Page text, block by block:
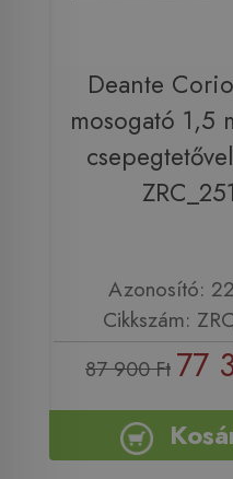
Deante
mosogató 1,5
Azonosító:
Cikkszám:
87 900 Ft 77